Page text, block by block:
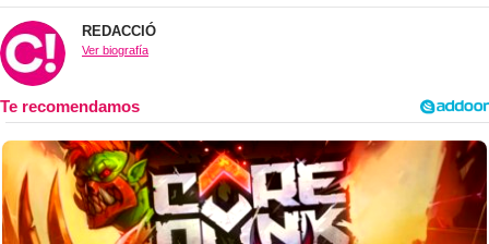
REDACCIÓ
Ver biografía